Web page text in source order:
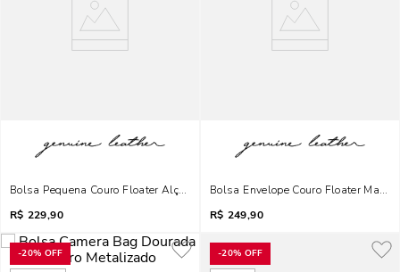
Bolsa Pequena Couro Floater Alça Transversal Corrente Rosa Ballet
R$ 229,90
Bolsa Envelope Couro Floater
R$ 249,90
-20% OFF -20% OFF